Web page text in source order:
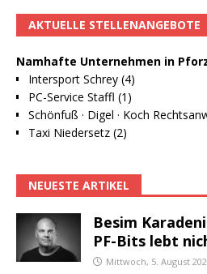
AKTUELLE STELLENANGEBOTE
Namhafte Unternehmen in
Intersport Schrey (4)
PC-Service Staffl (1)
Schönfuß · Digel · Koch
Taxi Niedersetz (2)
NEUESTE ARTIKEL
Besim
PF-Bits lebt
Mittwoch, 5. August